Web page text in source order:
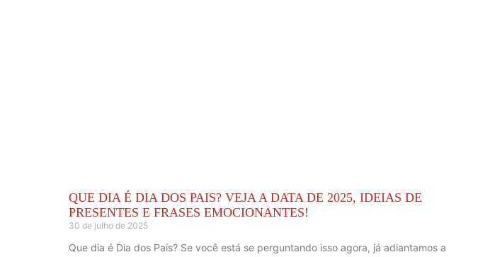
QUE DIA É DIA DOS PAIS? VEJA A DATA DE 2025, IDEIAS DE
PRESENTES E FRASES EMOCIONANTES!
30 de julho de 2025
Que dia é Dia dos Pais? Se você está se perguntando isso agora, já adiantamos a